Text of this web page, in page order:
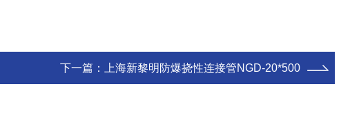
下一篇： 上海新黎明防爆挠性连接管NGD-20*500